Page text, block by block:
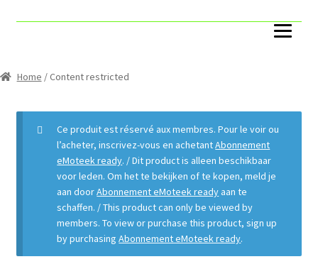
Account
Cart
Catégories
Capteurs ToR
Compteurs
Pack
Home / Content restricted
Ce produit est réservé aux membres. Pour le voir ou
l’acheter, inscrivez-vous en achetantAbonnement
eMoteek ready. / Dit product is alleen beschikbaar
voor leden. Om het te bekijken of te kopen, meld je
aan doorAbonnement eMoteek ready aan te
schaffen. / This product can only be viewed by
members. To view or purchase this product, sign up
by purchasingAbonnement eMoteek ready.